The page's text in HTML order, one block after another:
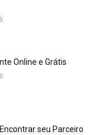
Online e Grátis
seu Parceiro